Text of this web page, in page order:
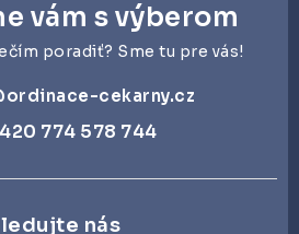
vám s výberom
poradiť? Sme tu pre vás!
ordinace-cekarny.cz
774 578 744